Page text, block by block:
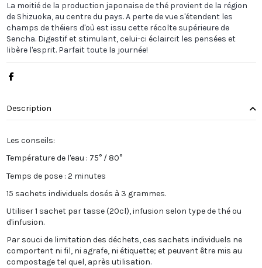
La moitié de la production japonaise de thé provient de la région
de Shizuoka, au centre du pays. A perte de vue s'étendent les
champs de théiers d'où est issu cette récolte supérieure de
Sencha. Digestif et stimulant, celui-ci éclaircit les pensées et
libère l'esprit. Parfait toute la journée!
Description
Les conseils:
Température de l'eau : 75° / 80°
Temps de pose : 2 minutes
15 sachets individuels dosés à 3 grammes.
Utiliser 1 sachet par tasse (20cl), infusion selon type de thé ou
d'infusion.
Par souci de limitation des déchets, ces sachets individuels ne
comportent ni fil, ni agrafe, ni étiquette; et peuvent être mis au
compostage tel quel, après utilisation.